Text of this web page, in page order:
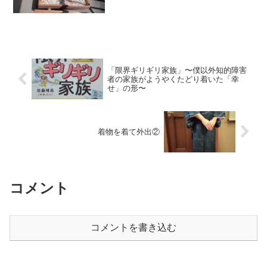
「限界ギリギリ家族」〜僕以外知的障害
者の家族がようやくたどり着いた「幸
せ」の形〜
着物を着て外出②
コメント
コメントを書き込む